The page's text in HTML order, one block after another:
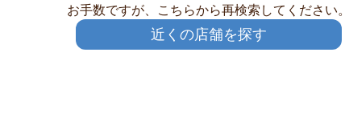
お手数ですが、こちらから再検索してください。
近くの店舗を探す